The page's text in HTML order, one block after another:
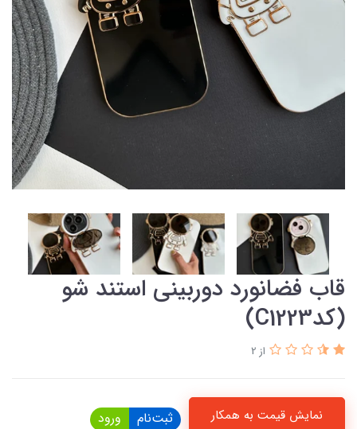
قاب فضانورد دوربینی استند شو
(کدC1223)
از 2
نمایش قیمت به همکار ثبت‌نام ورود